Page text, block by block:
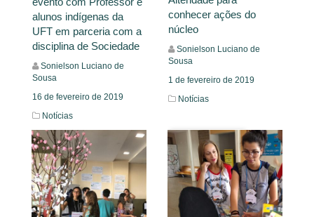
alunos indígenas da
UFT em parceria com a
disciplina de Sociedade
Sonielson Luciano de
Sousa
16 de fevereiro de 2019
Notícias
Leia Mais
conhecer ações do
núcleo
Sonielson Luciano de
Sousa
1 de fevereiro de 2019
Notícias
Leia Mais